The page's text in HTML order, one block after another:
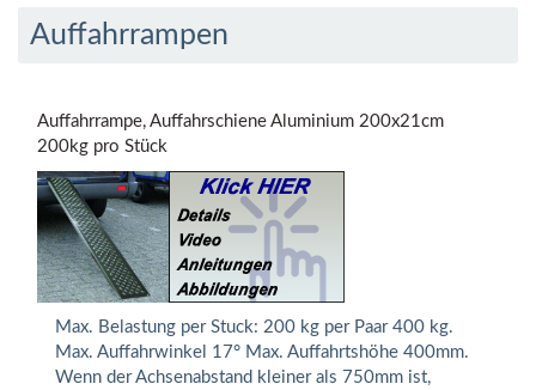
Auffahrrampen
Auffahrrampe, Auffahrschiene Aluminium 200x21cm
200kg pro Stück
Max. Belastung per Stuck: 200 kg per Paar 400 kg.
Max. Auffahrwinkel 17° Max. Auffahrtshöhe 400mm.
Wenn der Achsenabstand kleiner als 750mm ist,